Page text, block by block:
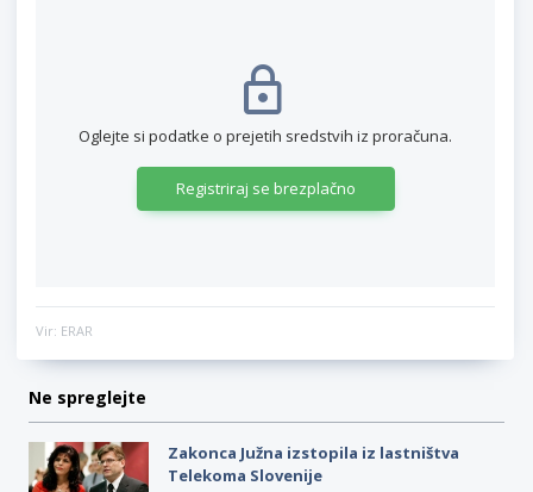
Oglejte si podatke o prejetih sredstvih iz proračuna.
Registriraj se brezplačno
Vir: ERAR
Ne spreglejte
Zakonca Južna izstopila iz lastništva
Telekoma Slovenije